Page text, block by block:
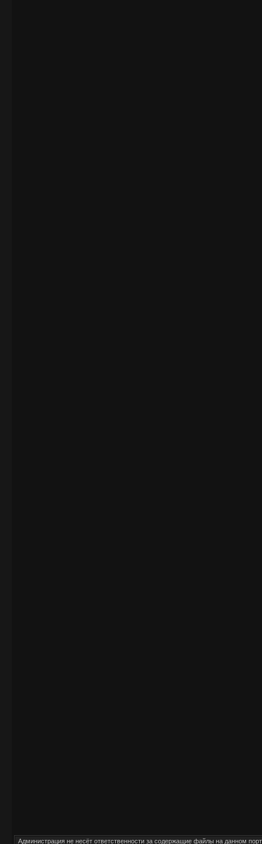
Администрация не несёт ответственности за содержащие файлы на данном